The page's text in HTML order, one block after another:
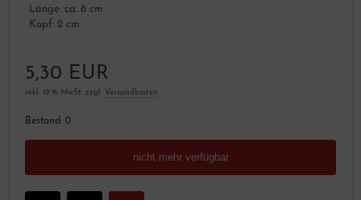
Länge: ca. 8 cm
Kopf: 2 cm
5,30 EUR
inkl. 19 % MwSt. zzgl. Versandkosten
Bestand: 0
nicht mehr verfügbar